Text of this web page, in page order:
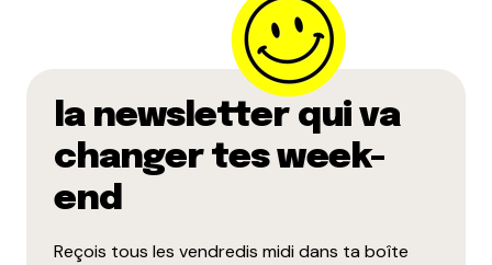
la newsletter qui va
changer tes week-
end
Reçois tous les vendredis midi dans ta boîte